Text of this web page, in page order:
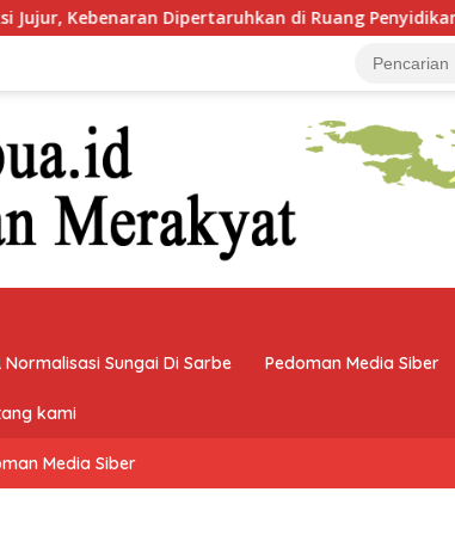
di Ruang Penyidikan Marga
Sungai Di Sarbe Pedoman Media Siber
kami
Media Siber